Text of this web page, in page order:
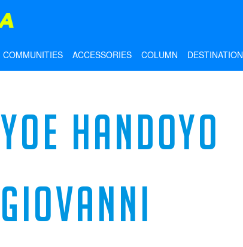
COMMUNITIES ACCESSORIES COLUMN DESTINATION
YOE HANDOYO
GIOVANNI